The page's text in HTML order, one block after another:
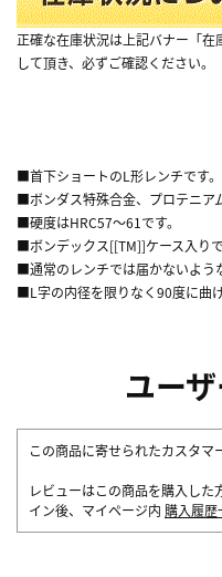
正確な在庫状況は上記バナー「
して頂き、必ずご確認ください。
■首下ショートのL形レンチです。
■ボンダス特殊合金、プロテニア
■硬度はHRC57～61です。
■ボンデックス[[TM]]ケース入りで
■通常のレンチでは届かないよう
■L字の内径を限りなく90度に曲げ
ユー
この商品に寄せられたカスタマ
レビューはこの商品を購入し
イン後、マイページ内 購入履歴